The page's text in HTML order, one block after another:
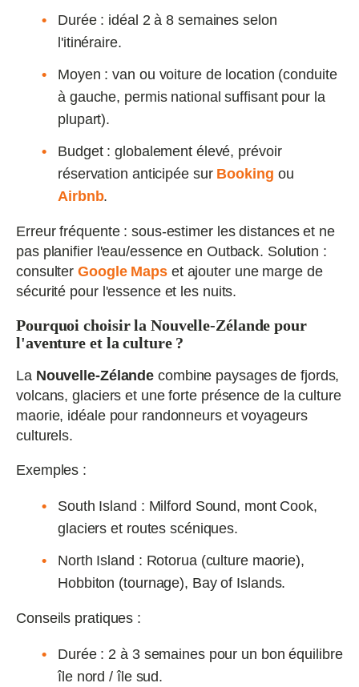
Durée : idéal 2 à 8 semaines selon
l'itinéraire.
Moyen : van ou voiture de location (conduite
à gauche, permis national suffisant pour la
plupart).
Budget : globalement élevé, prévoir
réservation anticipée sur Booking ou
Airbnb.
Erreur fréquente : sous‑estimer les distances et ne
pas planifier l'eau/essence en Outback. Solution :
consulterGoogle Mapset ajouter une marge de
sécurité pour l'essence et les nuits.
Pourquoi choisir la Nouvelle‑Zélande pour
l'aventure et la culture ?
La Nouvelle‑Zélande combine paysages de fjords,
volcans, glaciers et une forte présence de la culture
maorie, idéale pour randonneurs et voyageurs
culturels.
Exemples :
South Island : Milford Sound, mont Cook,
glaciers et routes scéniques.
North Island : Rotorua (culture maorie),
Hobbiton (tournage), Bay of Islands.
Conseils pratiques :
Durée : 2 à 3 semaines pour un bon équilibre
île nord / île sud.